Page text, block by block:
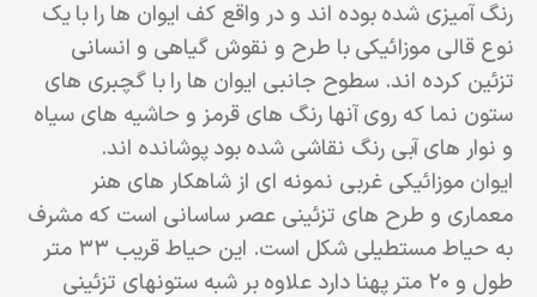
رنگ آمیزی شده بوده اند و در واقع کف ایوان ها را با یک
نوع قالی موزائیکی با طرح و نقوش گیاهی و انسانی
تزئین کرده اند. سطوح جانبی ایوان ها را با گچبری های
ستون نما که روی آنها رنگ های قرمز و حاشیه های سیاه
و نوار های آبی رنگ نقاشی شده بود پوشانده اند.
ایوان موزائیکی غربی نمونه ای از شاهکار های هنر
معماری و طرح های تزئینی عصر ساسانی است که مشرف
به حیاط مستطیلی شکل است. این حیاط قریب ۳۳ متر
طول و ۲۰ متر پهنا دارد علاوه بر شبه ستونهای تزئینی